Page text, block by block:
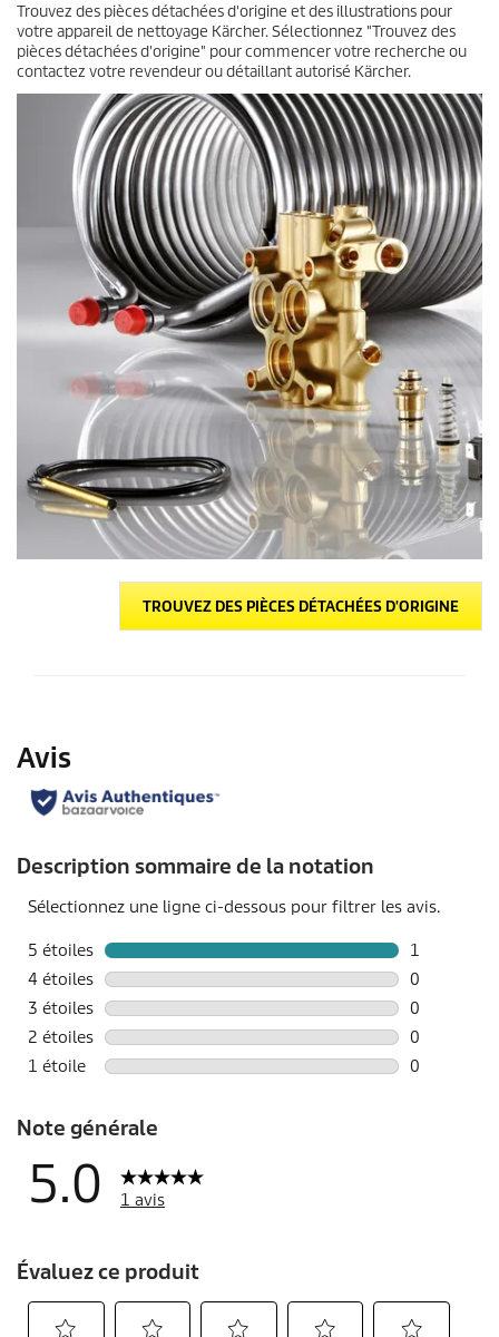
Trouvez des pièces détachées d'origine et des illustrations pour
votre appareil de nettoyage Kärcher. Sélectionnez "Trouvez des
pièces détachées d'origine" pour commencer votre recherche ou
contactez votre revendeur ou détaillant autorisé Kärcher.
TROUVEZ DES PIÈCES DÉTACHÉES D'ORIGINE